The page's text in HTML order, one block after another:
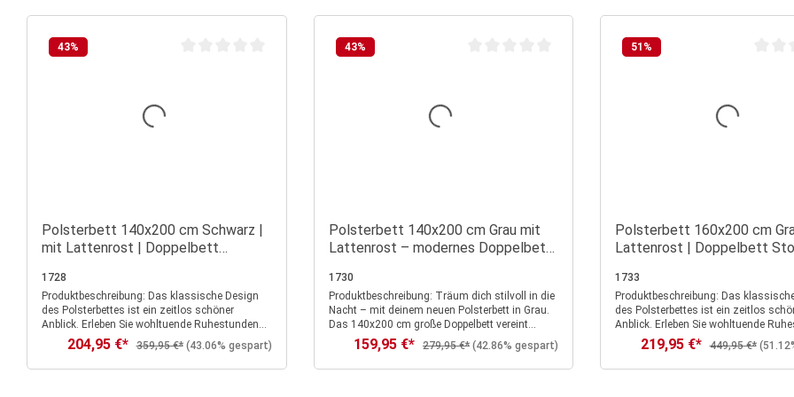
43%
Polsterbett 140x200 cm Schwarz |
mit Lattenrost | Doppelbett
1728
Produktbeschreibung: Das klassische Design
des Polsterbettes ist ein zeitlos schöner
Anblick. Erleben Sie wohltuende Ruhestunden
und erholsame Nächte in diesem Designerbett.
Die romantische Gestaltung des Bettes
mitsamt der liebevollen Details erschafft eine
Verkaufspreis:
204,95 €* Regulärer Preis:
359,95 €* (43.06% gespart)
43%
Polsterbett 140x200 cm Grau mit
Lattenrost – modernes Doppelbett
Schlafen
1730
Produktbeschreibung: Träum dich stilvoll in die
Nacht – mit deinem neuen Polsterbett in Grau.
Das 140x200 cm große Doppelbett vereint
modernen Look mit gemütlichem Komfort und
schafft in deinem Schlafzimmer eine
Atmosphäre voller Ruhe und Eleganz. Das
Verkaufspreis:
159,95 €* Regulärer Preis:
279,95 €* (42.86% gespart)
51 %
Polsterbett 160x200 cm
Lattenrost | Doppelbett
1733
Produktbeschreibung: Das klassische Design
des Polsterbettes ist ein zeitlos
Anblick. Erleben Sie wohltuende
und erholsame Nächte in diesem
mit einer komfortablen Liegefläche
cm und einer bequemen
Verkaufspreis:
219,95 €* Regulärer Preis:
449,95 €*